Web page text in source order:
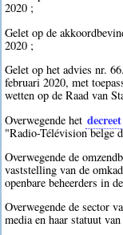
2020 ;
Gelet op de
2020 ;
Gelet op het advies nr.
februari 2020, met
wetten op de Raad van
Overwegende het
"Radio-Télévision belge
Overwegende de
vaststelling van de
openbare beheerders in
Overwegende de sector
media en haar statuut